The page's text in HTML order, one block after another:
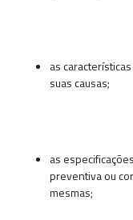
as
suas causas;
as
preventiva ou
mesmas;